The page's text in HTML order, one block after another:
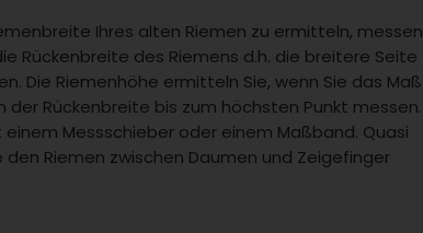
Ihres alten Riemen zu ermitteln, messen
Rückenbreite des Riemens d.h. die breitere Seite
Die Riemenhöhe ermitteln Sie, wenn Sie das Maß
der Rückenbreite bis zum höchsten Punkt messen.
einem Messschieber oder einem Maßband. Quasi
den Riemen zwischen Daumen und Zeigefinger